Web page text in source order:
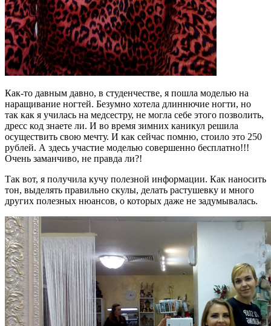
Как-то давным давно, в студенчестве, я пошла моделью на
наращивание ногтей. Безумно хотела длиннючие ногти, но
так как я училась на медсестру, не могла себе этого позволить,
дресс код знаете ли. И во время зимних каникул решила
осуществить свою мечту. И как сейчас помню, стоило это 250
рублей. А здесь участие моделью совершенно бесплатно!!!
Очень заманчиво, не правда ли?!
Так вот, я получила кучу полезной информации. Как наносить
тон, выделять правильно скулы, делать растушевку и много
других полезных нюансов, о которых даже не задумывалась.